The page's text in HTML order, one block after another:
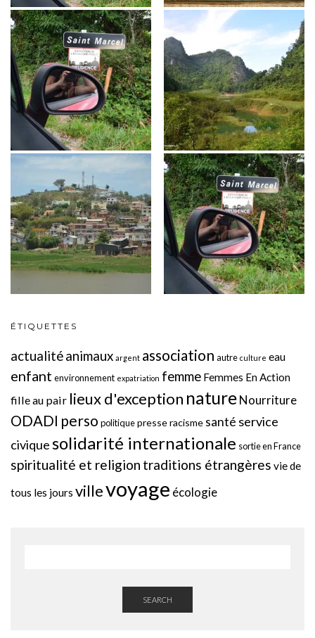
ÉTIQUETTES
actualitéanimaux argent association autre culture eau
enfant environnement expatriation femme Femmes En Action
fille au pair lieux d'exception natureNourriture
ODADI perso politiquepresseracisme santé service
civique solidarité internationale sortie en France
spiritualité et religion traditions étrangères vie de
tous les jours villevoyage écologie
SEARCH